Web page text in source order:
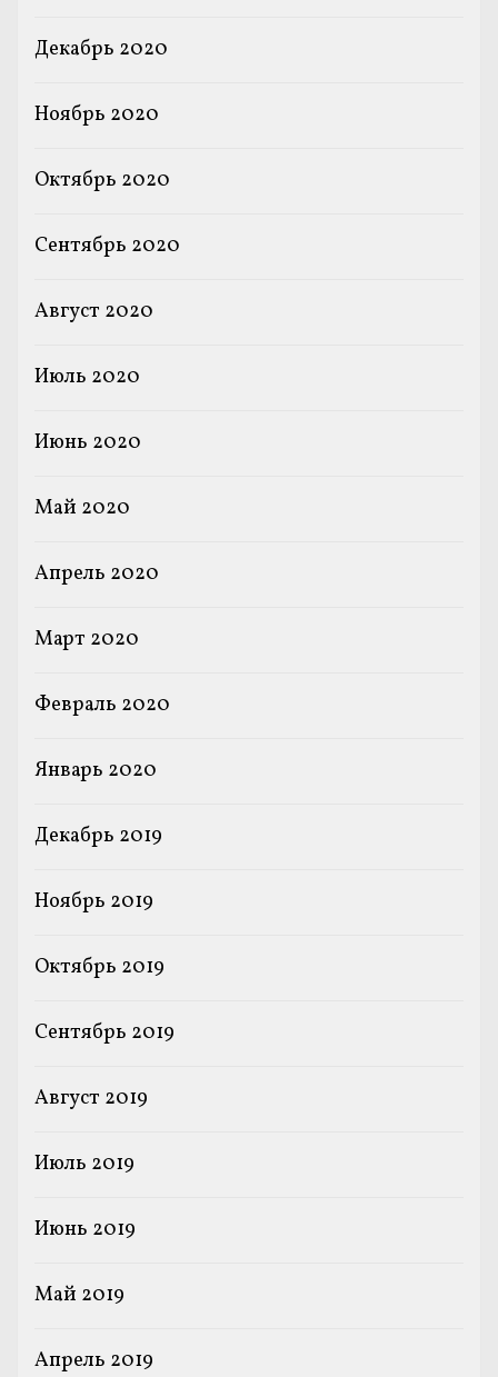
Декабрь 2020
Ноябрь 2020
Октябрь 2020
Сентябрь 2020
Август 2020
Июль 2020
Июнь 2020
Май 2020
Апрель 2020
Март 2020
Февраль 2020
Январь 2020
Декабрь 2019
Ноябрь 2019
Октябрь 2019
Сентябрь 2019
Август 2019
Июль 2019
Июнь 2019
Май 2019
Апрель 2019